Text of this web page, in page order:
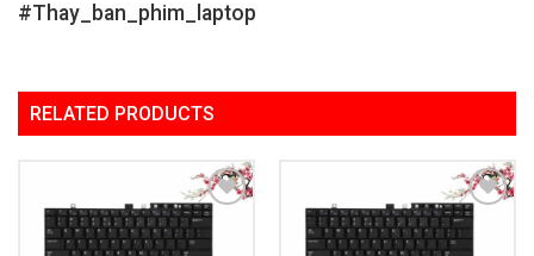
#Thay_ban_phim_laptop
RELATED PRODUCTS
Add to
Wishlist
Add to
Wishlist